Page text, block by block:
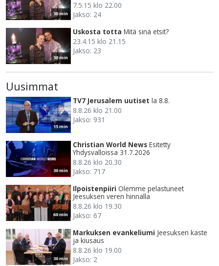
30 min
7.5.15 klo 22.00
Jakso: 24
30 min
Uskosta totta Mitä sinä etsit?
23.4.15 klo 21.15
Jakso: 23
Uusimmat
15 min
TV7 Jerusalem uutiset la 8.8.
8.8.26 klo 21.00
Jakso: 931
30 min
Christian World News Esitetty
Yhdysvalloissa 31.7.2026
8.8.26 klo 20.30
Jakso: 717
60 min
Ilpoistenpiiri Olemme pelastuneet
Jeesuksen veren hinnalla
8.8.26 klo 19.30
Jakso: 67
30 min
Markuksen evankeliumi Jeesuksen kaste
ja kiusaus
8.8.26 klo 19.00
Jakso: 2